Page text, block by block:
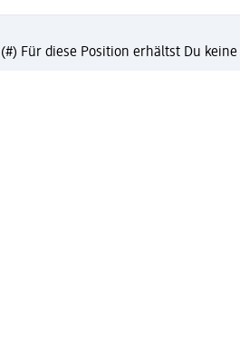
(#) Für diese Position erhältst Du keine